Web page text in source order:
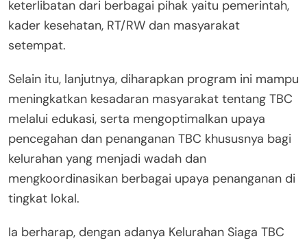
keterlibatan dari berbagai pihak yaitu pemerintah,
kader kesehatan, RT/RW dan masyarakat
setempat.
Selain itu, lanjutnya, diharapkan program ini mampu
meningkatkan kesadaran masyarakat tentang TBC
melalui edukasi, serta mengoptimalkan upaya
pencegahan dan penanganan TBC khususnya bagi
kelurahan yang menjadi wadah dan
mengkoordinasikan berbagai upaya penanganan di
tingkat lokal.
Ia berharap, dengan adanya Kelurahan Siaga TBC